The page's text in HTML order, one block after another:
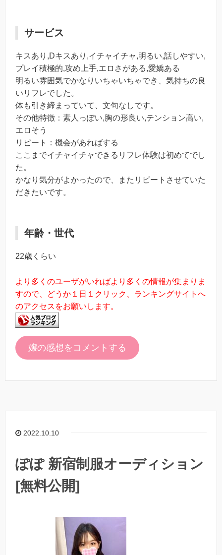
サービス
キスあり,Dキスあり,イチャイチャ,明るい,話しやすい,
プレイ積極的,攻め上手,エロさがある,愛嬌ある
明るい雰囲気でかなりいちゃいちゃでき、気持ちの良
いリフレでした。
体も引き締まっていて、文句なしです。
その他特徴：素人っぽい,胸の形良い,テンション高い,
エロそう
リピート：機会があればする
ここまでイチャイチャできるリフレ体験は初めてでし
た。
かなり気分がよかったので、またリピートさせていた
だきたいです。
年齢・世代
22歳くらい
より多くのユーザがいればより多くの情報が集まりま
すので、どうか１日１クリック、ランキングサイトへ
のアクセスをお願いします。
嬢の感想をコメントする
2022.10.10
ぽぽ 新宿制服オーディション
[無料公開]